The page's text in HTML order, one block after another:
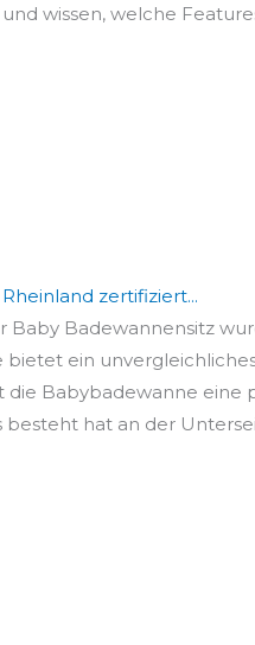
wissen, welche
zertifiziert...
Badewannensitz
ein
Babybadewanne eine
hat an der